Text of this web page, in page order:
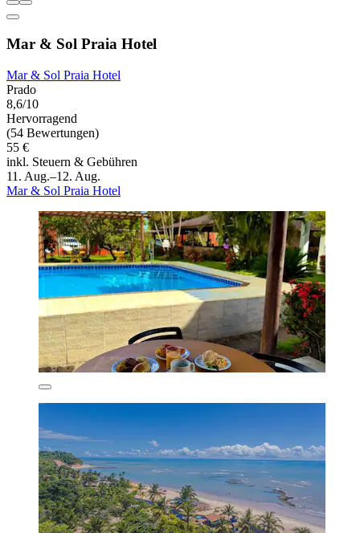
Mar & Sol Praia Hotel
Mar & Sol Praia Hotel
Prado
8,6/10
Hervorragend
(54 Bewertungen)
55 €
inkl. Steuern & Gebühren
11. Aug.–12. Aug.
Mar & Sol Praia Hotel